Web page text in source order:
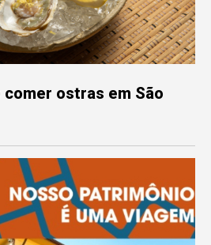
comer ostras em São